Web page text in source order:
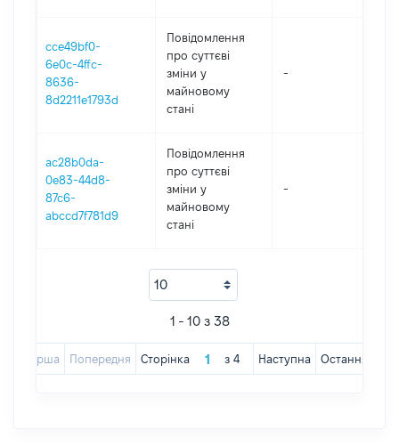
cce49bf0-
6e0c-4ffc-
8636-
8d2211e1793d
Повідомлення
про суттєві
зміни y
майновому
стані
-
ac28b0da-
0e83-44d8-
87c6-
abccd7f781d9
Повідомлення
про суттєві
зміни y
майновому
стані
-
1 - 10 з 38
Перша Попередня Сторінка з 4 Наступна Остання